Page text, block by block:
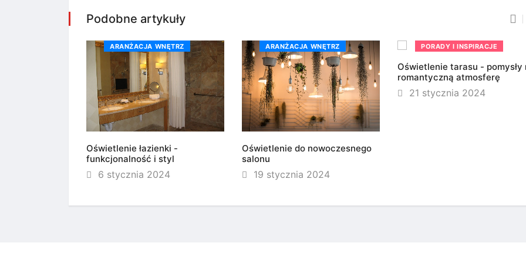
Podobne artykuły
ARANŻACJA WNĘTRZ
Oświetlenie łazienki -
funkcjonalność i styl
6 stycznia 2024
ARANŻACJA WNĘTRZ
Oświetlenie do nowoczesnego
salonu
19 stycznia 2024
PORADY I INSPIRACJE
Oświetlenie tarasu - pomysły
romantyczną atmosferę
21 stycznia 2024